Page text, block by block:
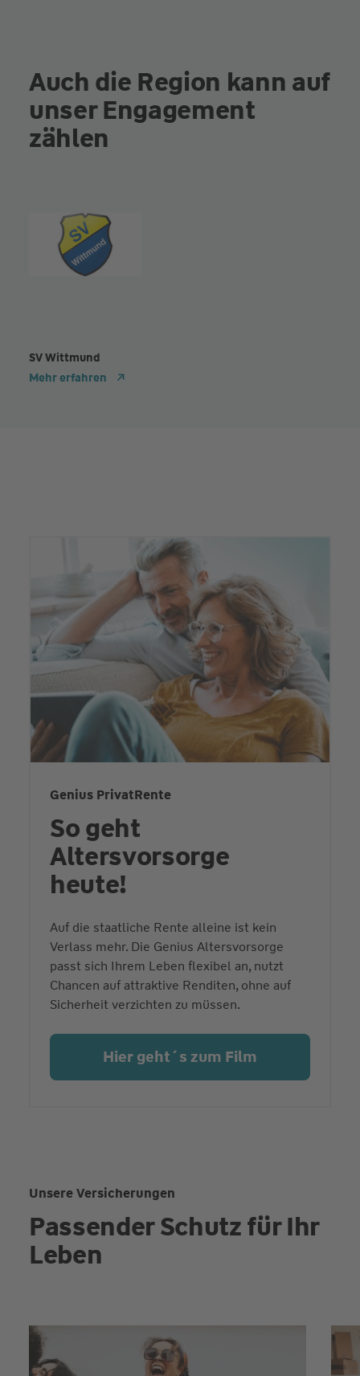
Auch die Region kann auf
unser Engagement
zählen
SV Wittmund
Mehr erfahren
Genius PrivatRente
So geht
Altersvorsorge
heute!
Auf die staatliche Rente alleine ist kein
Verlass mehr. Die Genius Altersvorsorge
passt sich Ihrem Leben flexibel an, nutzt
Chancen auf attraktive Renditen, ohne auf
Sicherheit verzichten zu müssen.
Hier geht´s zum Film
Unsere Versicherungen
Passender Schutz für Ihr
Leben